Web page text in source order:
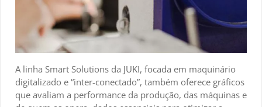
A linha Smart Solutions da JUKI, focada em maquinário
digitalizado e “inter-conectado”, também oferece gráficos
que avaliam a performance da produção, das máquinas e